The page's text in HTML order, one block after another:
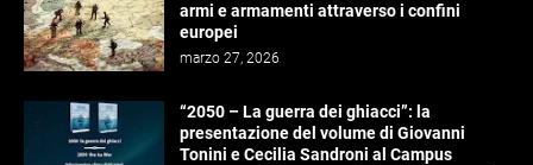
armi e armamenti attraverso i confini
europei
marzo 27, 2026
“2050 – La guerra dei ghiacci”: la
presentazione del volume di Giovanni
Tonini e Cecilia Sandroni al Campus